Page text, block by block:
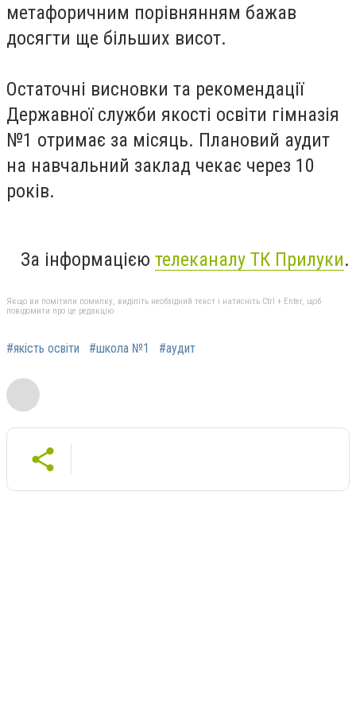
метафоричним порівнянням бажав
досягти ще більших висот.
Остаточні висновки та рекомендації
Державної служби якості освіти гімназія
№1 отримає за місяць. Плановий аудит
на навчальний заклад чекає через 10
років.
За інформацією телеканалу ТК Прилуки.
Якщо ви помітили помилку, виділіть необхідний текст і натисніть Ctrl + Enter, щоб
повідомити про це редакцію
#якість освіти #школа №1 #аудит